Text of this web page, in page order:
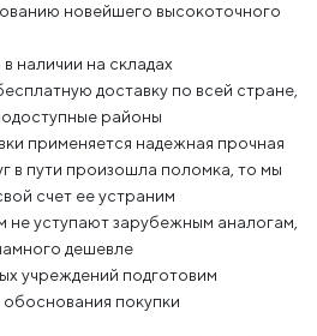
новейшего высокоточного
наличии на складах
доставку по всей стране,
районы
применяется надежная прочная
в пути произошла поломка, то мы
счет ее устраним
не уступают зарубежным аналогам,
дешевле
учреждений подготовим
покупки